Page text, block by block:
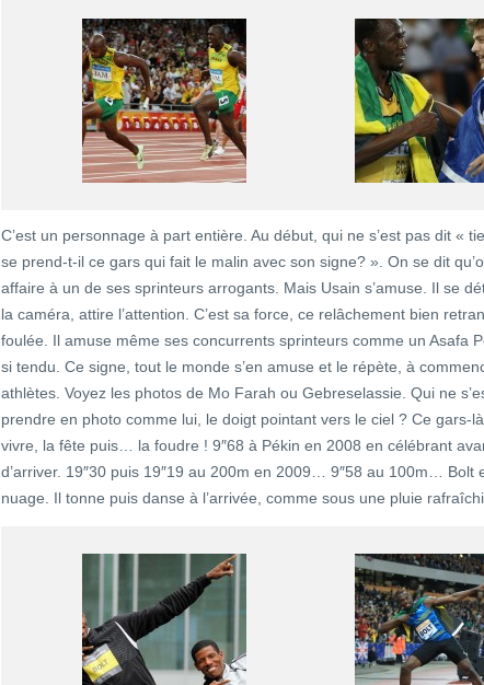
C’est un personnage à part entière. Au début, qui ne s’est pas dit «
se prend-t-il ce gars qui fait le malin avec son signe? ». On se dit
affaire à un de ses sprinteurs arrogants. Mais Usain s’amuse. Il se
la caméra, attire l’attention. C’est sa force, ce relâchement bien
foulée. Il amuse même ses concurrents sprinteurs comme un Asafa
si tendu. Ce signe, tout le monde s’en amuse et le répète, à
athlètes. Voyez les photos de Mo Farah ou Gebreselassie. Qui ne
prendre en photo comme lui, le doigt pointant vers le ciel ? Ce gars-
vivre, la fête puis… la foudre ! 9″68 à Pékin en 2008 en célébrant
d’arriver. 19″30 puis 19″19 au 200m en 2009… 9″58 au 100m… Bolt
nuage. Il tonne puis danse à l’arrivée, comme sous une pluie